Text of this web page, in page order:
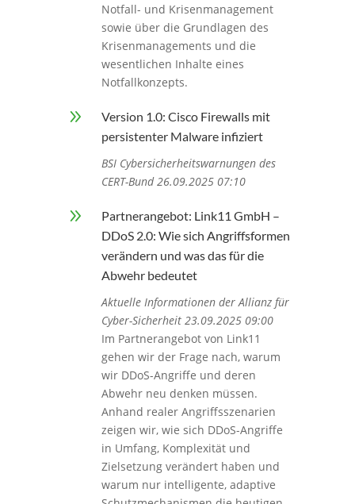
Notfall- und Krisenmanagement
sowie über die Grundlagen des
Krisenmanagements und die
wesentlichen Inhalte eines
Notfallkonzepts.
9
Version 1.0: Cisco Firewalls mit
persistenter Malware infiziert
BSI Cybersicherheitswarnungen des
CERT-Bund 26.09.2025 07:10
9
Partnerangebot: Link11 GmbH –
DDoS 2.0: Wie sich Angriffsformen
verändern und was das für die
Abwehr bedeutet
Aktuelle Informationen der Allianz für
Cyber-Sicherheit 23.09.2025 09:00
Im Partnerangebot von Link11
gehen wir der Frage nach, warum
wir DDoS-Angriffe und deren
Abwehr neu denken müssen.
Anhand realer Angriffsszenarien
zeigen wir, wie sich DDoS-Angriffe
in Umfang, Komplexität und
Zielsetzung verändert haben und
warum nur intelligente, adaptive